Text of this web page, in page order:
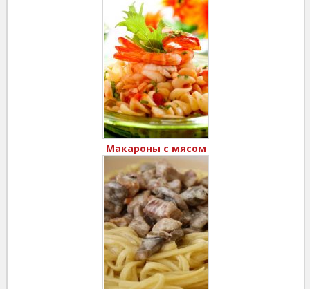
Макароны с мясом